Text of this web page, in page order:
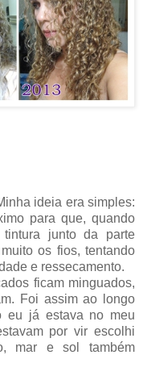
ideia era simples:
para que, quando
junto da parte
os fios, tentando
e ressecamento.
ficam minguados,
Foi assim ao longo
eu já estava no meu
por vir escolhi
mar e sol também